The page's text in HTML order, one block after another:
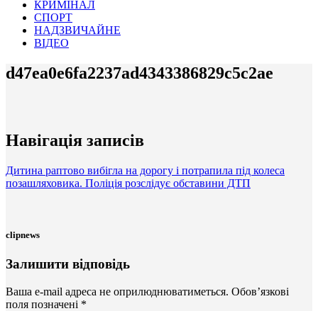
КРИМІНАЛ
СПОРТ
НАДЗВИЧАЙНЕ
ВІДЕО
d47ea0e6fa2237ad4343386829c5c2ae
Навігація записів
Дитина раптово вибігла на дорогу і потрапила під колеса
позашляховика. Поліція розслідує обставини ДТП
clipnews
Залишити відповідь
Ваша e-mail адреса не оприлюднюватиметься. Обов’язкові
поля позначені *